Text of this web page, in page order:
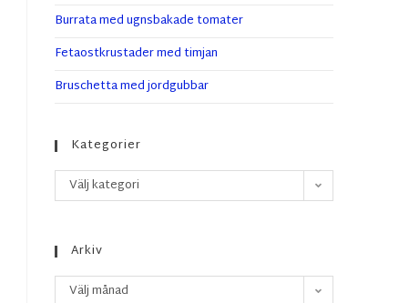
Burrata med ugnsbakade tomater
Fetaostkrustader med timjan
Bruschetta med jordgubbar
Kategorier
Välj kategori
Arkiv
Välj månad